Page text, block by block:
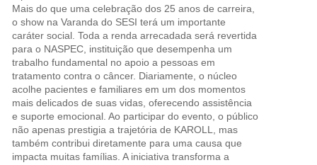
Mais do que uma celebração dos 25 anos de carreira,
o show na Varanda do SESI terá um importante
caráter social. Toda a renda arrecadada será revertida
para o NASPEC, instituição que desempenha um
trabalho fundamental no apoio a pessoas em
tratamento contra o câncer. Diariamente, o núcleo
acolhe pacientes e familiares em um dos momentos
mais delicados de suas vidas, oferecendo assistência
e suporte emocional. Ao participar do evento, o público
não apenas prestigia a trajetória de KAROLL, mas
também contribui diretamente para uma causa que
impacta muitas famílias. A iniciativa transforma a